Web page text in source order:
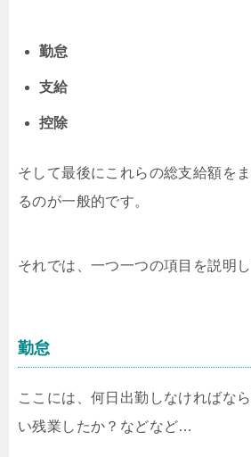
勤怠
支給
控除
そして最後にこれらの総支給額を
るのが一般的です。
それでは、一つ一つの項目を説明し
勤怠
ここには、 何日出勤しなければな
い残業したか？などなど…